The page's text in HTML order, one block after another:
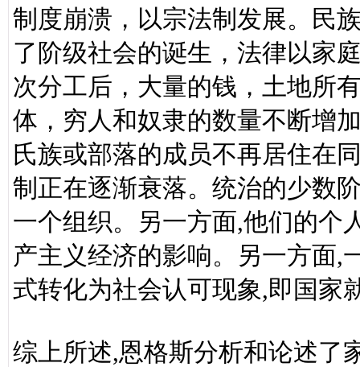
制度崩溃，以宗法制发展。民
了阶级社会的诞生，法律以家
次分工后，大量的钱，土地所
体，穷人和奴隶的数量不断增
氏族或部落的成员不再居住在
制正在逐渐衰落。统治的少数
一个组织。另一方面,他们的个
产主义经济的影响。另一方面,
式转化为社会认可现象,即国家
综上所述,恩格斯分析和论述了